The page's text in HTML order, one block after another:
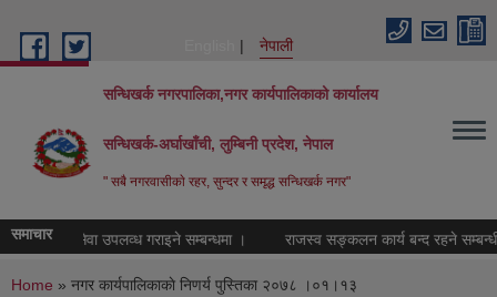
नेपाली
सन्धिखर्क नगरपालिका,नगर कार्यपालिकाको कार्यालय
सन्धिखर्क-अर्घाखाँची, लुम्बिनी प्रदेश, नेपाल
" सबै नगरवासीकाे रहर, सुन्दर र समृद्ध सन्धिखर्क नगर"
समाचार
परामर्श सेवा उपलव्ध गराइने सम्बन्धमा । राजस्व सङ्कलन कार्य बन्द रहने सम्बन्धी
Home » नगर कार्यपालिकाकाे निणर्य पुस्तिका २०७८ ।०१।१३